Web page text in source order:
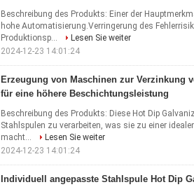
Beschreibung des Produkts: Einer der
hohe Automatisierung.Verringerung des
Produktionsp...
Lesen Sie weiter
2024-12-23 14:01:24
Erzeugung von Maschinen zur Verzinkung
für eine höhere Beschichtungsleistung
Beschreibung des Produkts: Diese Hot Dip
Stahlspulen zu verarbeiten, was sie zu einer
macht...
Lesen Sie weiter
2024-12-23 14:01:24
Individuell angepasste Stahlspule Hot Dip